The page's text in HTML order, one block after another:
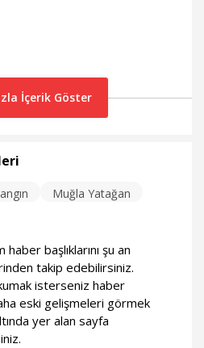
İçerik Göster
Muğla Yatağan
başlıklarını şu an
takip edebilirsiniz.
isterseniz haber
eski gelişmeleri görmek
yer alan sayfa